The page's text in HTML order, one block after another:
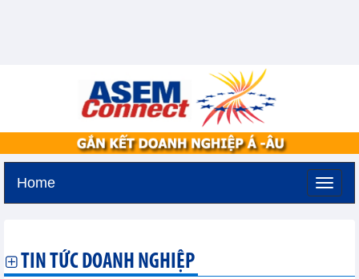
Home
TIN TỨC DOANH NGHIỆP